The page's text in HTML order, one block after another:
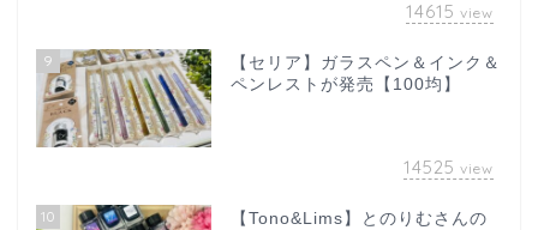
14615 view
9
【セリア】ガラスペン＆インク＆
ペンレストが発売【100均】
14525 view
10
【Tono&Lims】とのりむさんの